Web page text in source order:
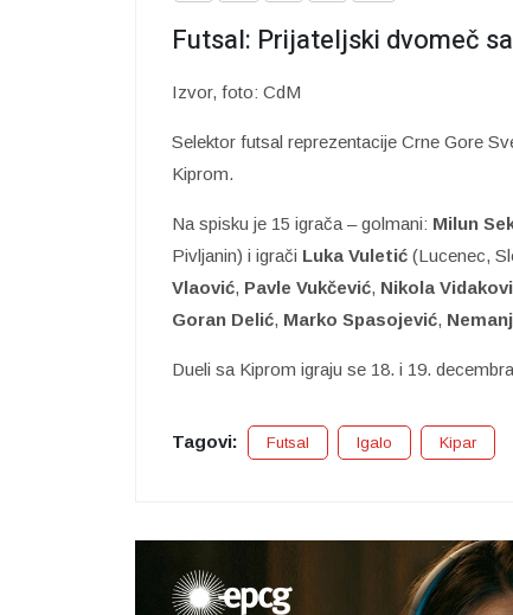
Futsal: Prijateljski dvomeč
Izvor, foto: CdM
Selektor futsal reprezentacije Crne Gore
Kiprom.
Na spisku je 15 igrača – golmani: Milun
Pivljanin) i igrači Luka Vuletić (Lucenec,
Vlaović, Pavle Vukčević, Nikola
Goran Delić, Marko Spasojević,
Dueli sa Kiprom igraju se 18. i 19.
Tagovi: Futsal Igalo Kipar